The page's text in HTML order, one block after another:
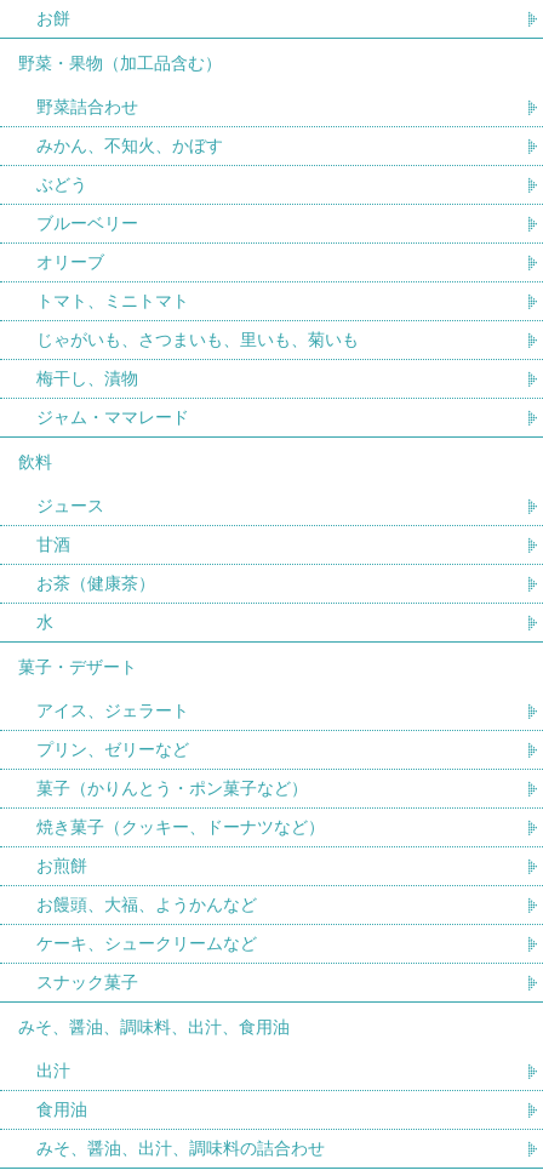
お餅
野菜・果物（加工品含む）
野菜詰合わせ
みかん、不知火、かぼす
ぶどう
ブルーベリー
オリーブ
トマト、ミニトマト
じゃがいも、さつまいも、里いも、菊いも
梅干し、漬物
ジャム・ママレード
飲料
ジュース
甘酒
お茶（健康茶）
水
菓子・デザート
アイス、ジェラート
プリン、ゼリーなど
菓子（かりんとう・ポン菓子など）
焼き菓子（クッキー、ドーナツなど）
お煎餅
お饅頭、大福、ようかんなど
ケーキ、シュークリームなど
スナック菓子
みそ、醤油、調味料、出汁、食用油
出汁
食用油
みそ、醤油、出汁、調味料の詰合わせ